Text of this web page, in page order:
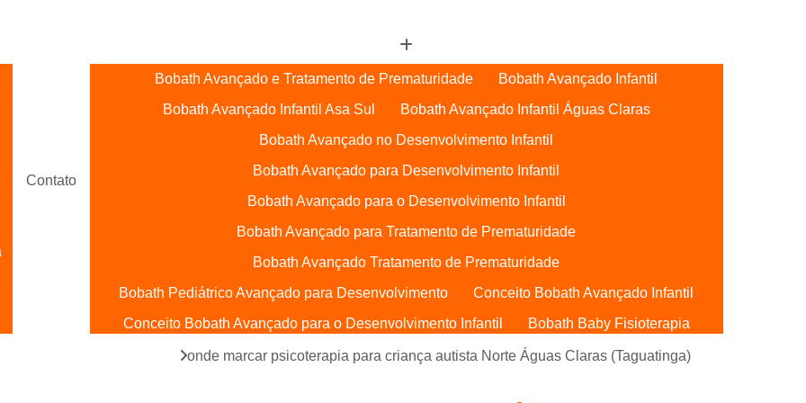
Contato
Bobath Avançado e Tratamento de Prematuridade
Bobath Avançado Infantil
Bobath Avançado Infantil Asa Sul
Bobath Avançado Infantil Águas Claras
Bobath Avançado no Desenvolvimento Infantil
Bobath Avançado para Desenvolvimento Infantil
Bobath Avançado para o Desenvolvimento Infantil
Bobath Avançado para Tratamento de Prematuridade
Bobath Avançado Tratamento de Prematuridade
Bobath Pediátrico Avançado para Desenvolvimento
Conceito Bobath Avançado Infantil
Conceito Bobath Avançado para o Desenvolvimento Infantil
Bobath Baby Fisioterapia
Bobath Baby Terapia Ocupacional
Bobath Baby Uti
Bobath para Bebês
onde marcar psicoterapia para criança autista Norte Águas Claras (Taguatinga)